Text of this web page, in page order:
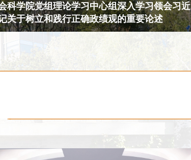
科学院党组部署开展树立和践行正确政绩观学
作